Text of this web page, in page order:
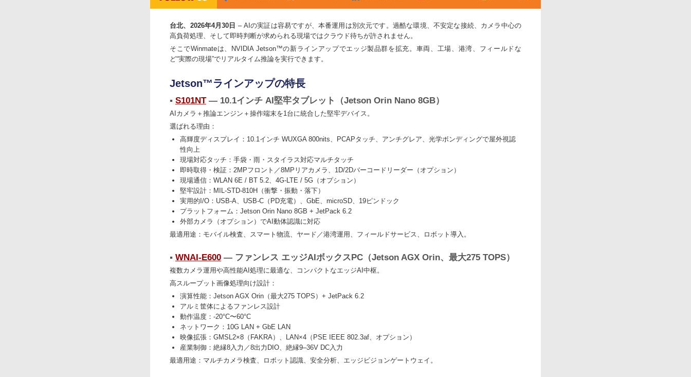
台北、2026年4月30日 – AIの実証は容易ですが、本番運用は別次元です。過酷な環境、不安定な接続、カメラ中心の
高負荷処理、そして即時判断が求められる現場ではクラウド待ちが許されません。
そこでWinmateは、NVIDIA Jetson™の新ラインアップでエッジ製品群を拡充。車両、工場、港湾、フィールドな
ど“実際の現場”でリアルタイム推論を実行できます。
Jetson™ラインアップの特長
▪︎ S101NT— 10.1インチ AI堅牢タブレット（Jetson Orin Nano 8GB）
AIカメラ＋推論エンジン＋操作端末を1台に統合した堅牢デバイス。
選ばれる理由：
高輝度ディスプレイ：10.1インチ WUXGA 800nits、PCAPタッチ、アンチグレア、光学ボンディングで屋外視認
性向上
現場対応タッチ：手袋・雨・スタイラス対応マルチタッチ
即時取得・検証：2MPフロント／8MPリアカメラ、1D/2Dバーコードリーダー（オプション）
現場通信：WLAN 6E / BT 5.2、4G-LTE / 5G（オプション）
堅牢設計：MIL-STD-810H（衝撃・振動・落下）
実用的I/O：USB-A、USB-C（PD充電）、GbE、microSD、19ピンドック
プラットフォーム：Jetson Orin Nano 8GB + JetPack 6.2
外部カメラ（オプション）でAI動体認識に対応
最適用途：モバイル検査、スマート物流、ヤード／港湾運用、フィールドサービス、ロボット導入。
▪︎ WNAI-E600 — ファンレス エッジAIボックスPC（Jetson AGX Orin、最大275 TOPS）
複数カメラ運用や高性能AI処理に最適な、コンパクトなエッジAI中枢。
高スループット画像処理向け設計：
演算性能：Jetson AGX Orin（最大275 TOPS）+ JetPack 6.2
アルミ筐体によるファンレス設計
動作温度：-20°C〜60°C
ネットワーク：10G LAN + GbE LAN
映像拡張：GMSL2×8（FAKRA）、LAN×4（PSE IEEE 802.3af、オプション）
産業制御：絶縁8入力／8出力DIO、絶縁9–36V DC入力
最適用途：マルチカメラ検査、ロボット認識、安全分析、エッジビジョンゲートウェイ。